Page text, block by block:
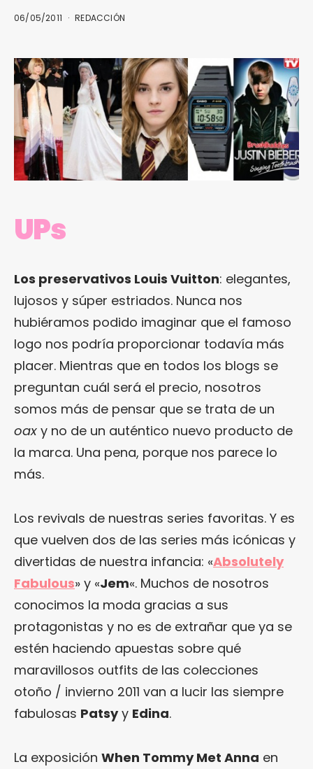
06/05/2011 REDACCIÓN
UPs
Los preservativos Louis Vuitton: elegantes,
lujosos y súper estriados. Nunca nos
hubiéramos podido imaginar que el famoso
logo nos podría proporcionar todavía más
placer. Mientras que en todos los blogs se
preguntan cuál será el precio, nosotros
somos más de pensar que se trata de un
oax y no de un auténtico nuevo producto de
la marca. Una pena, porque nos parece lo
más.
Los revivals de nuestras series favoritas. Y es
que vuelven dos de las series más icónicas y
divertidas de nuestra infancia: «Absolutely
Fabulous» y «Jem«. Muchos de nosotros
conocimos la moda gracias a sus
protagonistas y no es de extrañar que ya se
estén haciendo apuestas sobre qué
maravillosos outfits de las colecciones
otoño / invierno 2011 van a lucir las siempre
fabulosas Patsyy Edina.
La exposición When Tommy Met Anna en